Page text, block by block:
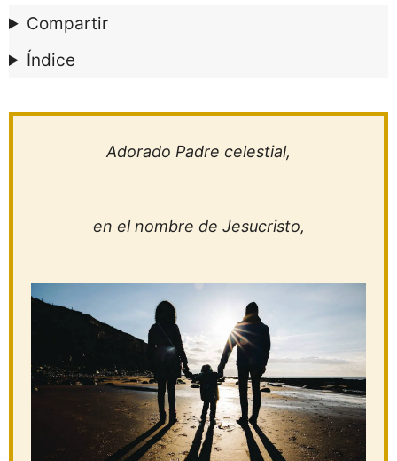
Compartir
Índice
Adorado Padre celestial,
en el nombre de Jesucristo,